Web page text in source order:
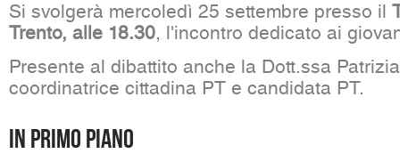
Si svolgerà mercoledì 25 settembre presso il
Trento, alle 18.30, l'incontro dedicato ai
Presente al dibattito anche la Dott.ssa
coordinatrice cittadina PT e candidata PT.
In primo piano